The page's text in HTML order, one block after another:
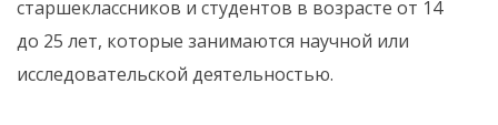
старшеклассников и студентов в возрасте от 14
до 25 лет, которые занимаются научной или
исследовательской деятельностью.